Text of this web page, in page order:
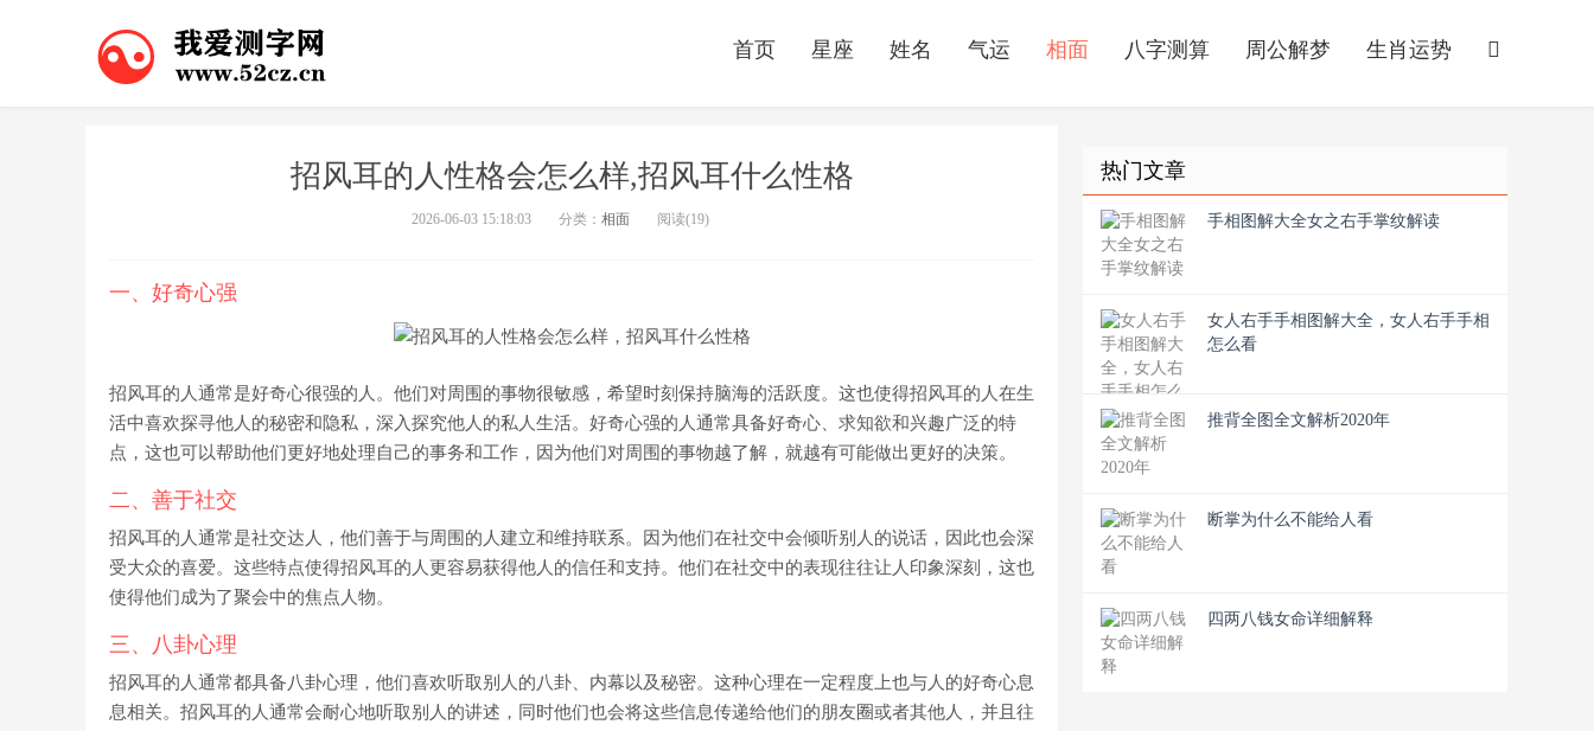
首页 星座 姓名 气运 相面 八字测算 周公解梦 生肖运势
招风耳的人性格会怎么样,招风耳什么性格
2026-06-03 15:18:03 分类： 相面 阅读(19)
一、好奇心强
招风耳的人通常是好奇心很强的人。他们对周围的事物很敏感，希望时刻保持脑海的活跃度。这也使得招风耳的人在生
活中喜欢探寻他人的秘密和隐私，深入探究他人的私人生活。好奇心强的人通常具备好奇心、求知欲和兴趣广泛的特
点，这也可以帮助他们更好地处理自己的事务和工作，因为他们对周围的事物越了解，就越有可能做出更好的决策。
二、善于社交
招风耳的人通常是社交达人，他们善于与周围的人建立和维持联系。因为他们在社交中会倾听别人的说话，因此也会深
受大众的喜爱。这些特点使得招风耳的人更容易获得他人的信任和支持。他们在社交中的表现往往让人印象深刻，这也
使得他们成为了聚会中的焦点人物。
三、八卦心理
招风耳的人通常都具备八卦心理，他们喜欢听取别人的八卦、内幕以及秘密。这种心理在一定程度上也与人的好奇心息
息相关。招风耳的人通常会耐心地听取别人的讲述，同时他们也会将这些信息传递给他们的朋友圈或者其他人，并且往
热门文章
手相图解大全女之右手掌纹解读
女人右手手相图解大全，女人右手手相
怎么看
推背全图全文解析2020年
断掌为什么不能给人看
四两八钱女命详细解释